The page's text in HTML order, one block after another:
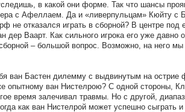
в какой они форме. Так что шансы
с Афеллаем. Да и «ливерпульцам» Кюйту с
не отказался играть в сборной? В центре
дер Ваарт. Как сильного игрока его уже давно
– большой вопрос. Возможно, на него
ван Бастен дилемму с выдвинутым на острие
опытному ван Нистелрою? С одной стороны,
время залечивал травмы. Но с другой,
как ван Нистелрой может успешно